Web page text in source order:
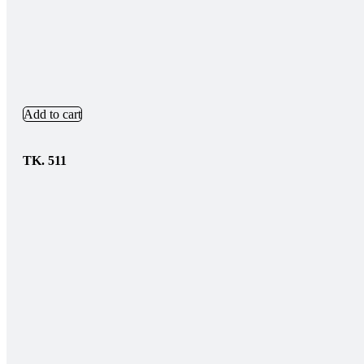
Add to cart
TK. 511